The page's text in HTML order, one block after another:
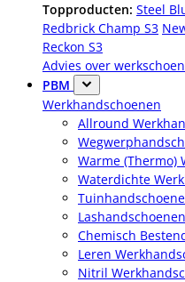
Topproducten: Steel
Redbrick Champ S3
Reckon S3
Advies over
PBM
Werkhandschoenen
Allround
Warme (Thermo)
Waterdichte
Lashandschoenen
Chemisch
Leren
Nitril